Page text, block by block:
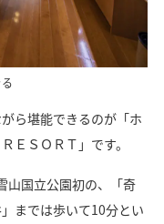
ら堪能できるのが「ホ
ＳＯＲＴ」です。
山国立公園初の、「奇
までは歩いて10分とい